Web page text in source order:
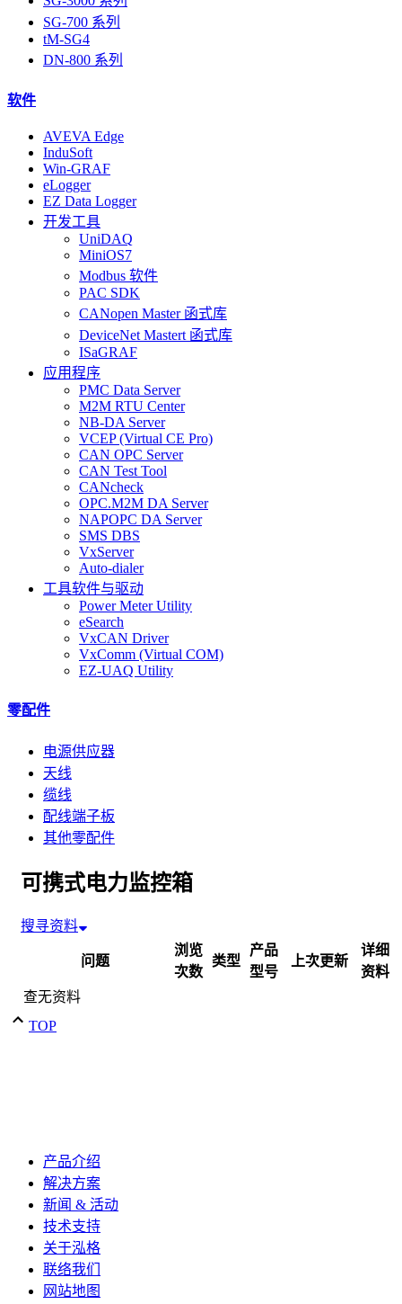
SG-700 系列
tM-SG4
DN-800 系列
软件
AVEVA Edge
InduSoft
Win-GRAF
eLogger
EZ Data Logger
开发工具
UniDAQ
MiniOS7
Modbus 软件
PAC SDK
CANopen Master 函式库
DeviceNet Mastert 函式库
ISaGRAF
应用程序
PMC Data Server
M2M RTU Center
NB-DA Server
VCEP (Virtual CE Pro)
CAN OPC Server
CAN Test Tool
CANcheck
OPC.M2M DA Server
NAPOPC DA Server
SMS DBS
VxServer
Auto-dialer
工具软件与驱动
Power Meter Utility
eSearch
VxCAN Driver
VxComm (Virtual COM)
EZ-UAQ Utility
零配件
电源供应器
天线
缆线
配线端子板
其他零配件
可携式电力监控箱
搜寻资料
问题
浏览
次数
类型
产品
型号
上次更新
详细
资料
查无资料
TOP
产品介绍
解决方案
新闻 & 活动
技术支持
关于泓格
联络我们
网站地图